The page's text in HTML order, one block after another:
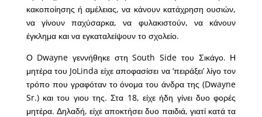
κακοποίησης ή αμέλειας, να κάνουν κατάχρηση ουσιών,
να γίνουν παχύσαρκα, να φυλακιστούν, να κάνουν
έγκλημα και να εγκαταλείψουν το σχολείο.
Ο Dwayne γεννήθηκε στη South Side του Σικάγο. Η
μητέρα του JoLinda είχε αποφασίσει να ‘πειράξει’ λίγο τον
τρόπο που γραφόταν το όνομα του άνδρα της (Dwayne
Sr.) και του γιου της. Στα 18, είχε ήδη γίνει δυο φορές
μητέρα. Δηλαδή, είχε αποκτήσει δυο παιδιά, γιατί κατά τα